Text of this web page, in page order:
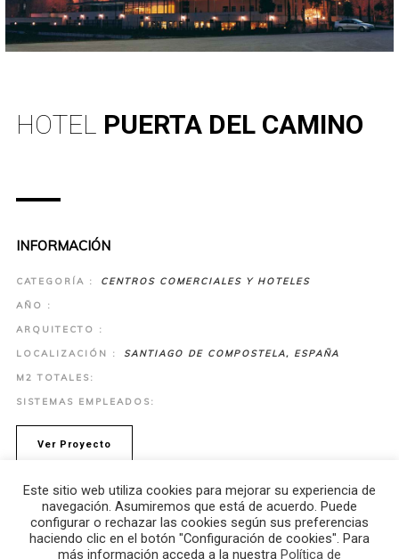
HOTEL PUERTA DEL CAMINO
INFORMACIÓN
CATEGORÍA : CENTROS COMERCIALES Y HOTELES
AÑO :
ARQUITECTO :
LOCALIZACIÓN : SANTIAGO DE COMPOSTELA, ESPAÑA
M2 TOTALES:
SISTEMAS EMPLEADOS:
Ver Proyecto
Este sitio web utiliza cookies para mejorar su experiencia de
navegación. Asumiremos que está de acuerdo. Puede
configurar o rechazar las cookies según sus preferencias
haciendo clic en el botón "Configuración de cookies". Para
más información acceda a la nuestra Política de